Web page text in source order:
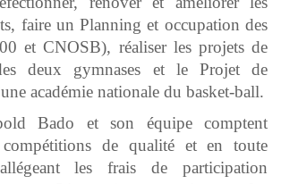
faire un Planning et occupation des
et CNOSB), réaliser les projets de
deux gymnases et le Projet de
académie nationale du basket-ball.
Bado et son équipe comptent
compétitions de qualité et en toute
les frais de participation